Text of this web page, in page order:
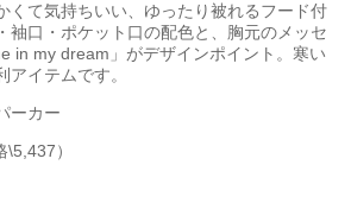
くて気持ちいい、ゆったり被れるフード付
袖口・ポケット口の配色と、胸元のメッセ
in my dream」がデザインポイント。寒い
イテムです。
ーカー
）